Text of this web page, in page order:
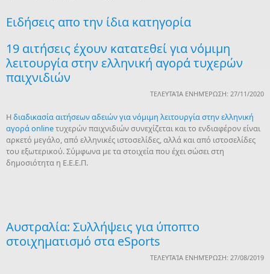
Ειδήσεις απο την ίδια κατηγορία
19 αιτήσεις έχουν κατατεθεί για νόμιμη
λειτουργία στην ελληνική αγορά τυχερών
παιχνιδιών
ΤΕΛΕΥΤΑΊΑ ΕΝΗΜΈΡΩΣΗ: 27/11/2020
Ηδιαδικασία αιτήσεων αδειών για νόμιμη λειτουργία στην ελληνική
αγορά onlineτυχερών παιχνιδιών συνεχίζεται και το ενδιαφέρον είναι
αρκετό μεγάλο, από ελληνικές ιστοσελίδες, αλλά και από ιστοσελίδες
του εξωτερικού. Σύμφωνα με τα στοιχεία που έχει σώσει στη
δημοσιότητα η Ε.Ε.Ε.Π.
Αυστραλία: Συλλήψεις για ύποπτο
στοιχηματισμό στα eSports
ΤΕΛΕΥΤΑΊΑ ΕΝΗΜΈΡΩΣΗ: 27/08/2019